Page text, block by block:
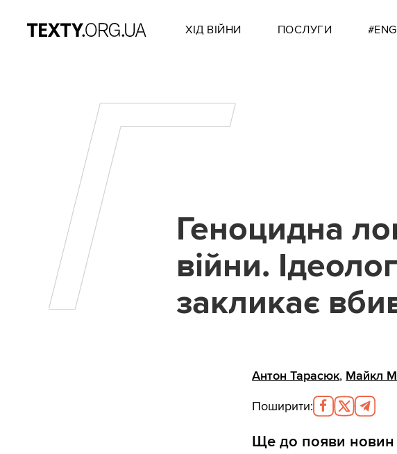
ХІД ВІЙНИ ПОСЛУГИ
ГГеноцидна
війни.
закликає
Антон Тарасюк, Майкл
Поширити:
Ще до появи новин